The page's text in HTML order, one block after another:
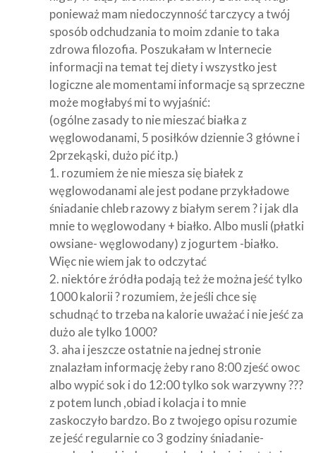
ponieważ mam niedoczynność tarczycy a twój
sposób odchudzania to moim zdanie to taka
zdrowa filozofia. Poszukałam w Internecie
informacji na temat tej diety i wszystko jest
logiczne ale momentami informacje są sprzeczne
może mogłabyś mi to wyjaśnić:
(ogólne zasady to nie mieszać białka z
węglowodanami, 5 posiłków dziennie 3 główne i
2przekąski, dużo pić itp.)
1. rozumiem że nie miesza się białek z
węglowodanami ale jest podane przykładowe
śniadanie chleb razowy z białym serem ? i jak dla
mnie to węglowodany + białko. Albo musli (płatki
owsiane- węglowodany) z jogurtem -białko.
Więc nie wiem jak to odczytać
2. niektóre źródła podają też że można jeść tylko
1000 kalorii ? rozumiem, że jeśli chce się
schudnąć to trzeba na kalorie uważać i nie jeść za
dużo ale tylko 1000?
3. aha i jeszcze ostatnie na jednej stronie
znalazłam informację żeby rano 8:00 zjeść owoc
albo wypić sok i do 12:00 tylko sok warzywny ???
z potem lunch ,obiad i kolacja i to mnie
zaskoczyło bardzo. Bo z twojego opisu rozumie
ze jeść regularnie co 3 godziny śniadanie-